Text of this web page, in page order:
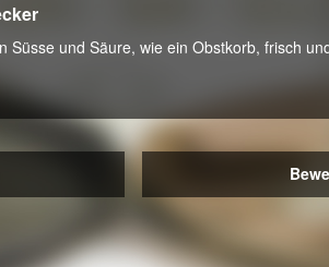
Süsse und Säure, wie ein Obstkorb, frisch